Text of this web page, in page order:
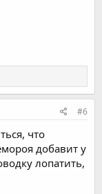
#6
что
добавит у
лопатить,